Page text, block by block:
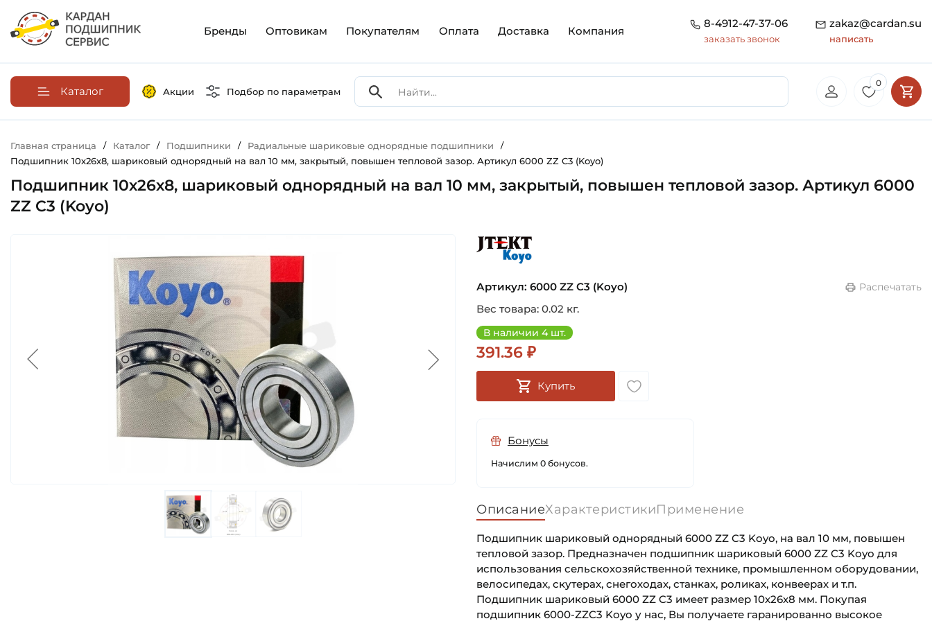
Бренды Оптовикам Покупателям Оплата Доставка Компания
8-4912-47-37-06
заказать звонок
zakaz@cardan.su
написать
Каталог Акции Подбор по параметрам
0
Главная страница / Каталог / Подшипники / Радиальные шариковые однорядные подшипники /
Подшипник 10х26х8, шариковый однорядный на вал 10 мм, закрытый, повышен тепловой зазор. Артикул 6000 ZZ C3 (Koyo)
Подшипник 10х26х8, шариковый однорядный на вал 10 мм, закрытый, повышен тепловой зазор. Артикул 6000
ZZ C3 (Koyo)
Артикул: 6000 ZZ C3 (Koyo)
Распечатать
Вес товара: 0.02 кг.
В наличии 4 шт.
391.36 ₽
Купить
Бонусы
Начислим 0 бонусов.
ОписаниеХарактеристикиПрименение
Подшипник шариковый однорядный 6000 ZZ C3 Koyo, на вал 10 мм, повышен
тепловой зазор. Предназначен подшипник шариковый 6000 ZZ C3 Koyo для
использования сельскохозяйственной технике, промышленном оборудовании,
велосипедах, скутерах, снегоходах, станках, роликах, конвеерах и т.п.
Подшипник шариковый 6000 ZZ C3 имеет размер 10х26х8 мм. Покупая
подшипник 6000-ZZC3 Koyo у нас, Вы получаете гаранированно высокое